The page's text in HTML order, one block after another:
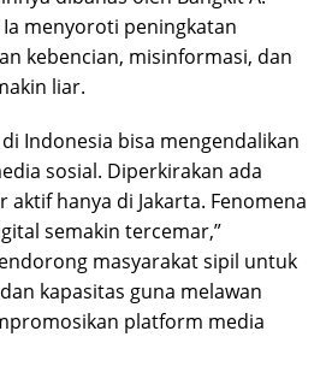
Ia menyoroti peningkatan
kebencian, misinformasi, dan
liar.
Indonesia bisa mengendalikan
sosial. Diperkirakan ada
aktif hanya di Jakarta. Fenomena
semakin tercemar,”
masyarakat sipil untuk
kapasitas guna melawan
platform media